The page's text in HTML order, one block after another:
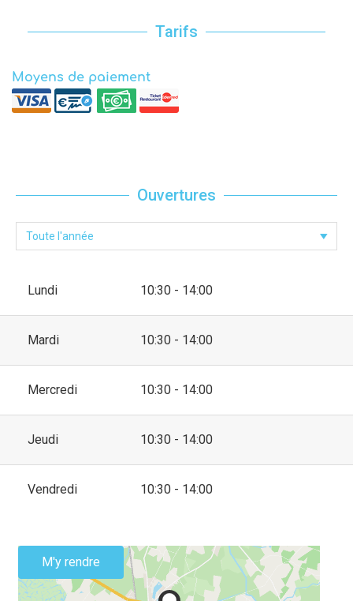
Tarifs
Moyens de paiement
Ouvertures
Lundi 10:30 - 14:00
Mardi 10:30 - 14:00
Mercredi 10:30 - 14:00
Jeudi 10:30 - 14:00
Vendredi 10:30 - 14:00
M'y rendre